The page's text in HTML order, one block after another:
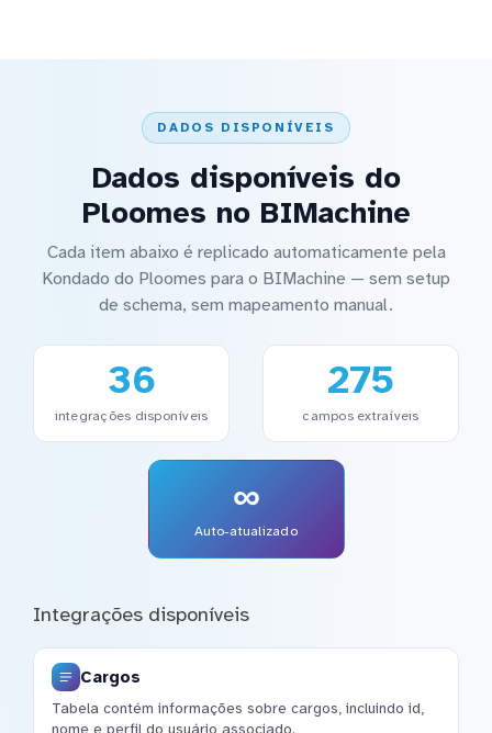
DADOS DISPONÍVEIS
Dados disponíveis do
Ploomes no BIMachine
Cada item abaixo é replicado automaticamente pela
Kondado do Ploomes para o BIMachine — sem setup
de schema, sem mapeamento manual.
36
integrações disponíveis
275
campos extraíveis
∞
Auto-atualizado
Integrações disponíveis
Cargos
Tabela contém informações sobre cargos, incluindo id,
nome e perfil do usuário associado.